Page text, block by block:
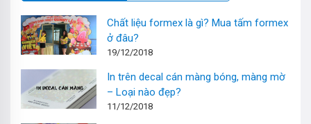
Chất liệu formex là gì? Mua tấm formex
ở đâu?
19/12/2018
In trên decal cán màng bóng, màng mờ
– Loại nào đẹp?
11/12/2018